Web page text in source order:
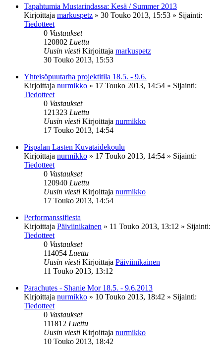
Tapahtumia Mustarindassa: Kesä / Summer 2013
Kirjoittaja markuspetz » 30 Touko 2013, 15:53 » Sijainti:
Tiedotteet
0 Vastaukset
120802 Luettu
Uusin viesti Kirjoittaja markuspetz
30 Touko 2013, 15:53
Yhteisöpuutarha projektitila 18.5. - 9.6.
Kirjoittaja nurmikko » 17 Touko 2013, 14:54 » Sijainti:
Tiedotteet
0 Vastaukset
121323 Luettu
Uusin viesti Kirjoittaja nurmikko
17 Touko 2013, 14:54
Pispalan Lasten Kuvataidekoulu
Kirjoittaja nurmikko » 17 Touko 2013, 14:54 » Sijainti:
Tiedotteet
0 Vastaukset
120940 Luettu
Uusin viesti Kirjoittaja nurmikko
17 Touko 2013, 14:54
Performanssifiesta
Kirjoittaja Päiviinikainen » 11 Touko 2013, 13:12 » Sijainti:
Tiedotteet
0 Vastaukset
114054 Luettu
Uusin viesti Kirjoittaja Päiviinikainen
11 Touko 2013, 13:12
Parachutes - Shanie Mor 18.5. - 9.6.2013
Kirjoittaja nurmikko » 10 Touko 2013, 18:42 » Sijainti:
Tiedotteet
0 Vastaukset
111812 Luettu
Uusin viesti Kirjoittaja nurmikko
10 Touko 2013, 18:42